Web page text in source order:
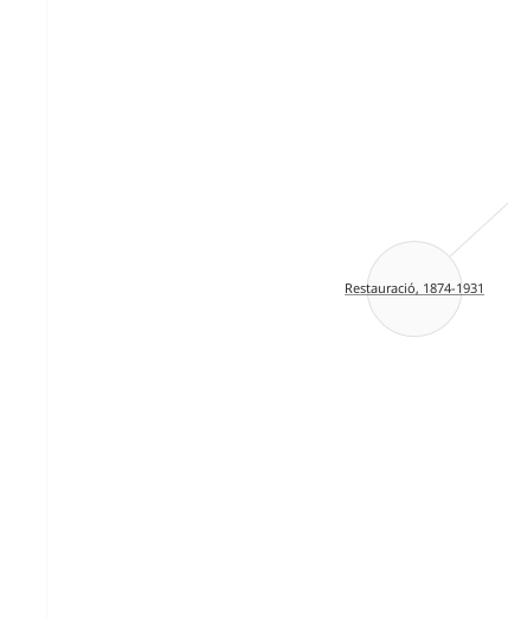
Restauració, 1874-1931